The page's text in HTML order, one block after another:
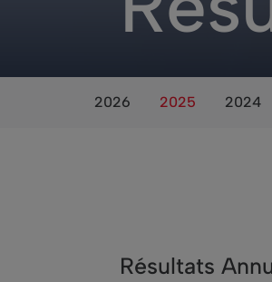
2026 2025 2024
Résultats